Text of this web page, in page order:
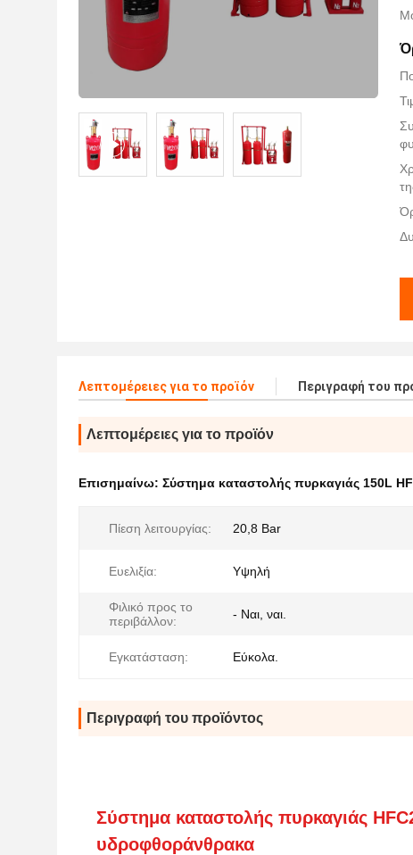
Λεπτομέρειες για το προϊόν Περιγραφή του
Λεπτομέρειες για το προϊόν
Επισημαίνω: Σύστημα καταστολής πυρκαγιάς 150L
Πίεση λειτουργίας: 20,8 Bar
Ευελιξία: Υψηλή
Φιλικό προς το
περιβάλλον:
- Ναι, ναι.
Εγκατάσταση: Εύκολα.
Περιγραφή του προϊόντος
Σύστημα καταστολής πυρκαγιάς
υδροφθοράνθρακα